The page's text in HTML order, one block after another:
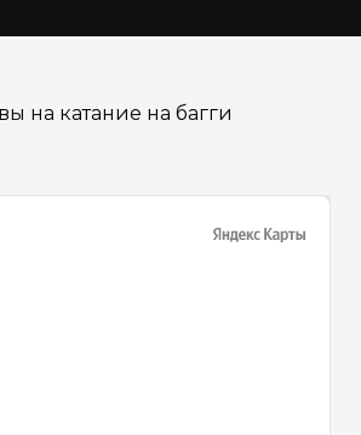
на катание на багги